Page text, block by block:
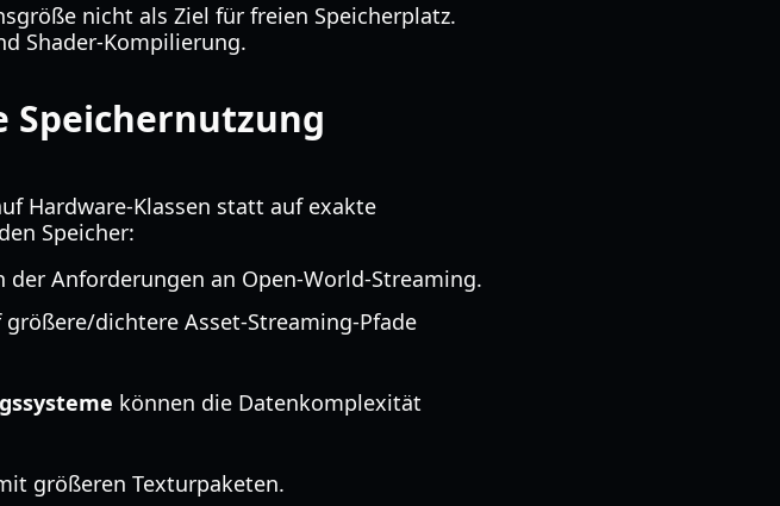
nicht als Ziel für freien Speicherplatz.
Shader-Kompilierung.
Speichernutzung
Hardware-Klassen statt auf exakte
Speicher:
der Anforderungen an Open-World-Streaming.
größere/dichtere Asset-Streaming-Pfade
können die Datenkomplexität
größeren Texturpaketen.